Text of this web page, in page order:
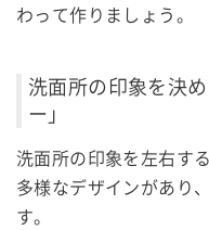
わって作りましょう。
洗面所の印象を決
ー」
洗面所の印象を左右す
多様なデザインがあり
す。